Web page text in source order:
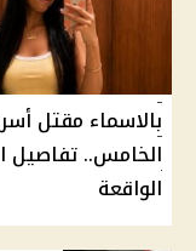
بالاسماء مقتل
الخامس.. تفاصيل
الواقعة